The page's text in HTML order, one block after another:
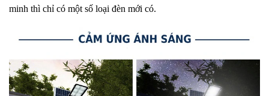
minh thì chỉ có một số loại đèn mới có.